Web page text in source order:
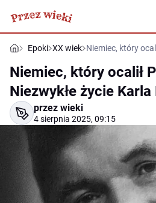
Epoki XX wiek Niemiec, który
Niemiec, który ocalił
Niezwykłe życie Karla
przez wieki
4 sierpnia 2025, 09:15